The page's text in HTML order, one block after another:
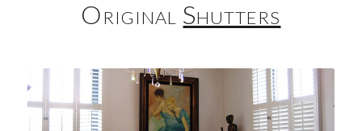
Original Shutters